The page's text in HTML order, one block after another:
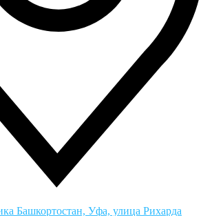
Башкортостан, Уфа, улица Рихарда